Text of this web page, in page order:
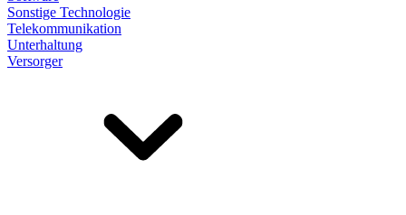
Sonstige Technologie
Telekommunikation
Unterhaltung
Versorger